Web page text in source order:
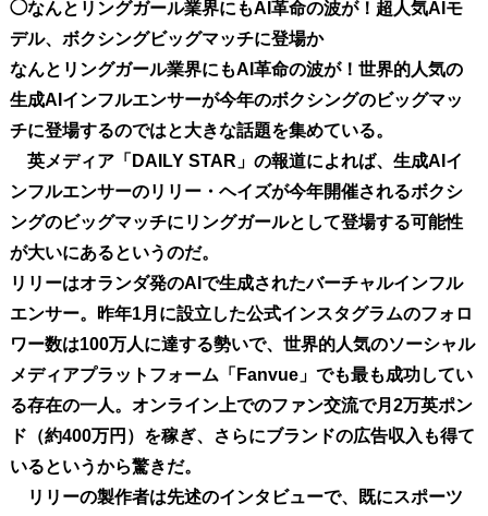
◯なんとリングガール業界にもAI革命の波が！超人気AIモ
デル、ボクシングビッグマッチに登場か
なんとリングガール業界にもAI革命の波が！世界的人気の
生成AIインフルエンサーが今年のボクシングのビッグマッ
チに登場するのではと大きな話題を集めている。
英メディア「DAILY STAR」の報道によれば、生成AIイ
ンフルエンサーのリリー・ヘイズが今年開催されるボクシ
ングのビッグマッチにリングガールとして登場する可能性
が大いにあるというのだ。
リリーはオランダ発のAIで生成されたバーチャルインフル
エンサー。昨年1月に設立した公式インスタグラムのフォロ
ワー数は100万人に達する勢いで、世界的人気のソーシャル
メディアプラットフォーム「Fanvue」でも最も成功してい
る存在の一人。オンライン上でのファン交流で月2万英ポン
ド（約400万円）を稼ぎ、さらにブランドの広告収入も得て
いるというから驚きだ。
リリーの製作者は先述のインタビューで、既にスポーツ